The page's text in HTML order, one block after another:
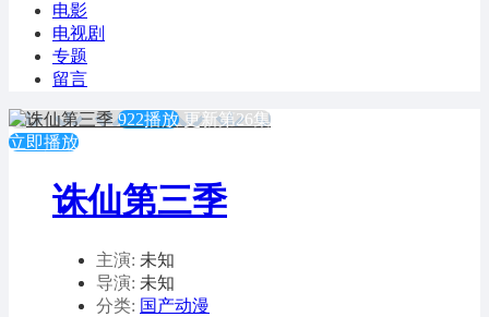
电影
电视剧
专题
留言
922播放 更新第26集
立即播放
诛仙第三季
主演: 未知
导演: 未知
分类: 国产动漫